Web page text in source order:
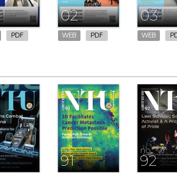
PDF
02
WEB PDF
03
WEB
no.
91
no.
92